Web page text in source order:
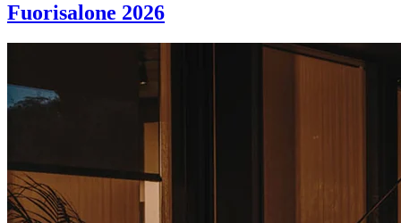
Fuorisalone 2026